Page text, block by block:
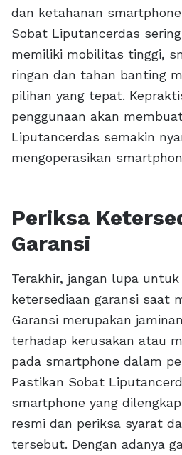
dan ketahanan
Sobat Liputancerdas
memiliki mobilitas tinggi,
ringan dan tahan banting
pilihan yang tepat.
penggunaan akan
Liputancerdas semakin
mengoperasikan
Periksa
Garansi
Terakhir, jangan lupa
ketersediaan garansi saat
Garansi merupakan
terhadap kerusakan atau
pada smartphone dalam
Pastikan Sobat
smartphone yang
resmi dan periksa syarat
tersebut. Dengan adanya